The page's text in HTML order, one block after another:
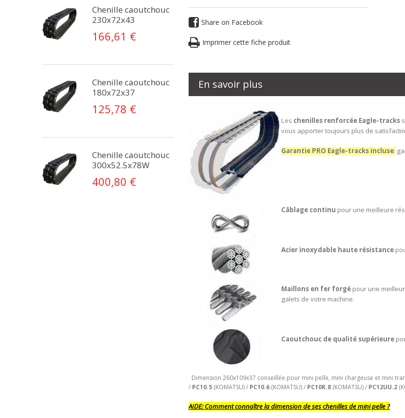
Chenille caoutchouc
230x72x43
166,61 €
Chenille caoutchouc
180x72x37
125,78 €
Chenille caoutchouc
300x52.5x78W
400,80 €
Share on Facebook
Imprimer cette fiche produit
En savoir plus
Les chenilles renforcée Eagle-tracks
vous apporter toujours plus de
Garantie PRO Eagle-tracks incluse:
Câblage continu pour une meilleure
Acier inoxydable haute résistance
Maillons en fer forgé pour une
galets de votre machine.
Caoutchouc de qualité supérieure
Dimension 260x109x37 conseillée pour mini pelle, mini chargeuse et mini
/ PC10.5 (KOMATSU) / PC10.6 (KOMATSU) / PC10R.8 (KOMATSU) / PC12UU.2
AIDE:Comment connaître la dimension de ses chenilles de mini pelle ?